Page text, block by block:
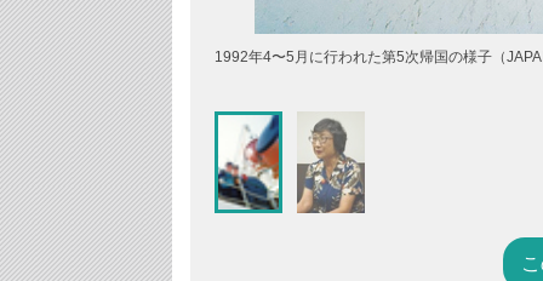
1992年4〜5月に行われた第5次帰国の様子（